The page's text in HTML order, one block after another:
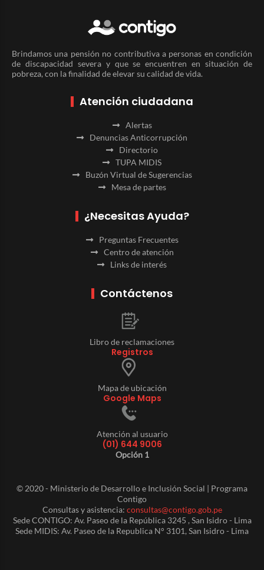
Brindamos una pensión no contributiva a personas en condición
de discapacidad severa y que se encuentren en situación de
pobreza, con la finalidad de elevar su calidad de vida.
Atención ciudadana
Alertas
Denuncias Anticorrupción
Directorio
TUPA MIDIS
Buzón Virtual de Sugerencias
Mesa de partes
¿Necesitas Ayuda?
Preguntas Frecuentes
Centro de atención
Links de interés
Contáctenos
Libro de reclamaciones
Registros
Mapa de ubicación
Google Maps
Atención al usuario
(01) 644 9006
Opción 1
© 2020 - Ministerio de Desarrollo e Inclusión Social | Programa
Contigo
Consultas y asistencia: consultas@contigo.gob.pe
Sede CONTIGO: Av. Paseo de la República 3245 , San Isidro - Lima
Sede MIDIS: Av. Paseo de la Republica N° 3101, San Isidro - Lima